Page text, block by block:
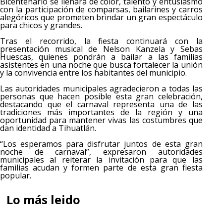
con la participación de comparsas, bailarines y carros
alegóricos que prometen brindar un gran espectáculo
para chicos y grandes.
Tras el recorrido, la fiesta continuará con la
presentación musical de Nelson Kanzela y Sebas
Huescas, quienes pondrán a bailar a las familias
asistentes en una noche que busca fortalecer la unión
y la convivencia entre los habitantes del municipio.
Las autoridades municipales agradecieron a todas las
personas que hacen posible esta gran celebración,
destacando que el carnaval representa una de las
tradiciones más importantes de la región y una
oportunidad para mantener vivas las costumbres que
dan identidad a Tihuatlán.
“Los esperamos para disfrutar juntos de esta gran
noche de carnaval”, expresaron autoridades
municipales al reiterar la invitación para que las
familias acudan y formen parte de esta gran fiesta
popular.
Lo más leido